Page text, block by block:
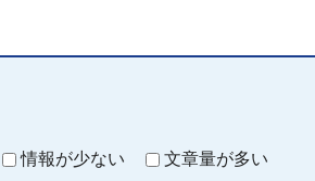
情報が少ない 文章量が多い